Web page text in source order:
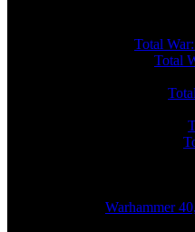
Total
Total
Warhammer